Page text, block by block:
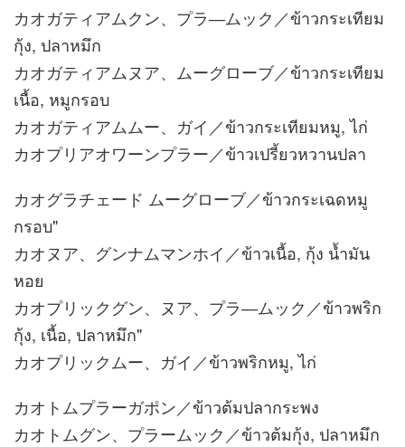
カオガティアムクン、プラ―ムック／ข้าวกระเทียม
กุ้ง, ปลาหมึก
カオガティアムヌア、ムーグローブ／ข้าวกระเทียม
เนื้อ, หมูกรอบ
カオガティアムムー、ガイ／ข้าวกระเทียมหมู, ไก่
カオプリアオワーンプラー／ข้าวเปรี้ยวหวานปลา
カオグラチェード ムーグローブ／ข้าวกระเฉดหมู
กรอบ"
カオヌア、グンナムマンホイ／ข้าวเนื้อ, กุ้ง น้ำมัน
หอย
カオプリックグン、ヌア、プラ―ムック／ข้าวพริก
กุ้ง, เนื้อ, ปลาหมึก"
カオプリックムー、ガイ／ข้าวพริกหมู, ไก่
カオトムプラーガポン／ข้าวต้มปลากระพง
カオトムグン、プラームック／ข้าวต้มกุ้ง, ปลาหมึก